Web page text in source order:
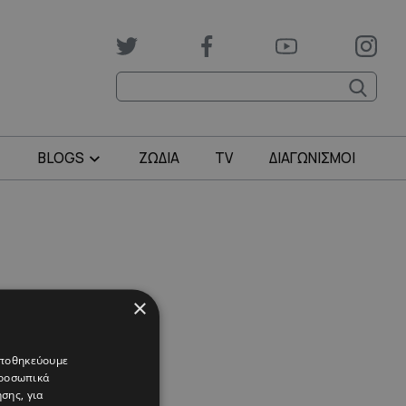
BLOGS ΖΩΔΙΑ TV ΔΙΑΓΩΝΙΣΜΟΙ
×
για